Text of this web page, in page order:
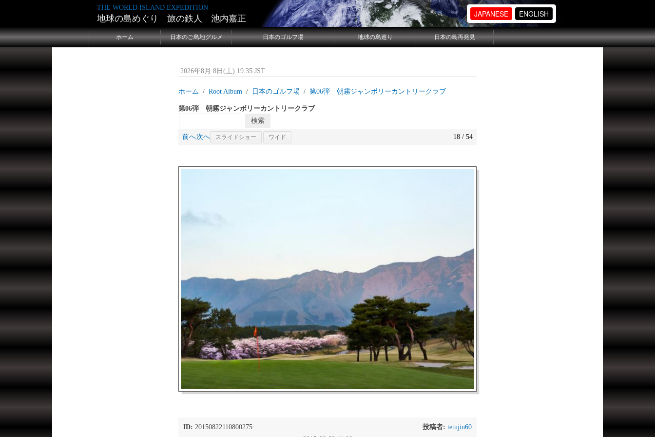
THE WORLD ISLAND EXPEDITION
地球の島めぐり 旅の鉄人 池内嘉正 JAPANESE ENGLISH
ホーム 日本のご島地グルメ 日本のゴルフ場 地球の島巡り 日本の島再発見
2026年8月 8日(土) 19:35 JST
ホーム Root Album 日本のゴルフ場 第06弾 朝霧ジャンボリーカントリークラブ
第06弾 朝霧ジャンボリーカントリークラブ
前へ次へ スライドショー ワイド 18 / 54
ID: 20150822110800275 投稿者: tetujin60